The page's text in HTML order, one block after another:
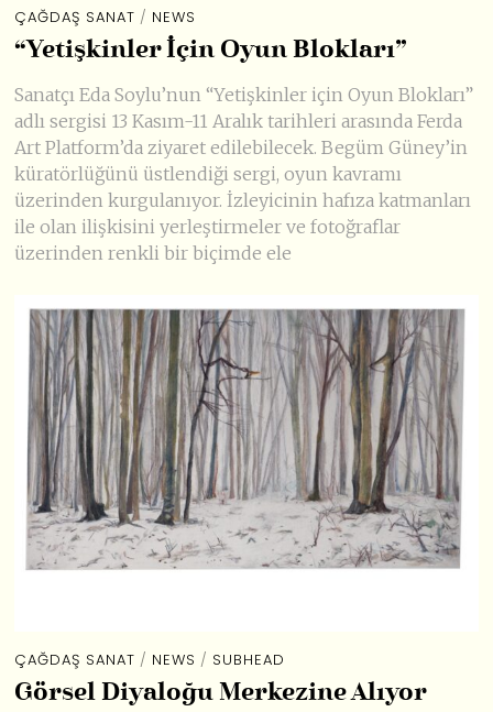
ÇAĞDAŞ SANAT / NEWS
“Yetişkinler İçin Oyun Blokları”
Sanatçı Eda Soylu’nun “Yetişkinler için Oyun Blokları”
adlı sergisi 13 Kasım-11 Aralık tarihleri arasında Ferda
Art Platform’da ziyaret edilebilecek. Begüm Güney’in
küratörlüğünü üstlendiği sergi, oyun kavramı
üzerinden kurgulanıyor. İzleyicinin hafıza katmanları
ile olan ilişkisini yerleştirmeler ve fotoğraflar
üzerinden renkli bir biçimde ele
ÇAĞDAŞ SANAT / NEWS / SUBHEAD
Görsel Diyaloğu Merkezine Alıyor